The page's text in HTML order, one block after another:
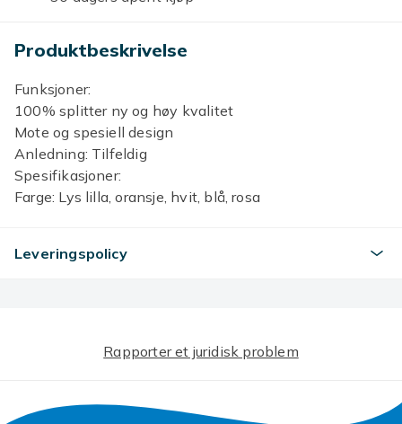
Produktbeskrivelse
Funksjoner:
100% splitter ny og høy kvalitet
Mote og spesiell design
Anledning: Tilfeldig
Spesifikasjoner:
Farge: Lys lilla, oransje, hvit, blå, rosa
Størrelse: ca.8 cm/3in
2. Vennligst forstå på grunn av lysbestrålingen eller
Leveringspolicy
Rapporter et juridisk problem